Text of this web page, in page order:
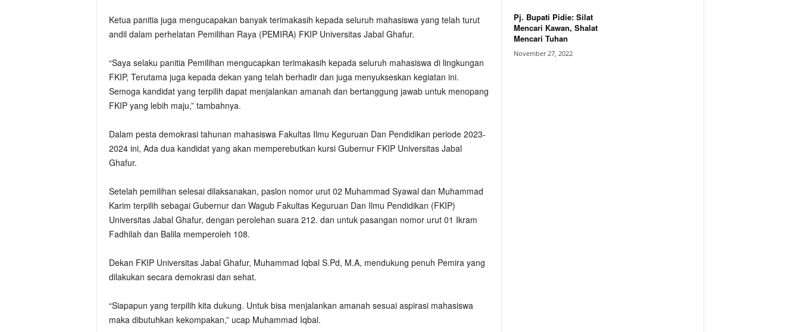
Ketua panitia juga mengucapakan banyak terimakasih kepada seluruh mahasiswa yang telah turut
andil dalam perhelatan Pemilihan Raya (PEMIRA) FKIP Universitas Jabal Ghafur.
“Saya selaku panitia Pemilihan mengucapkan terimakasih kepada seluruh mahasiswa di lingkungan
FKIP, Terutama juga kepada dekan yang telah berhadir dan juga menyukseskan kegiatan ini.
Semoga kandidat yang terpilih dapat menjalankan amanah dan bertanggung jawab untuk menopang
FKIP yang lebih maju,” tambahnya.
Dalam pesta demokrasi tahunan mahasiswa Fakultas Ilmu Keguruan Dan Pendidikan periode 2023-
2024 ini, Ada dua kandidat yang akan memperebutkan kursi Gubernur FKIP Universitas Jabal
Ghafur.
Setelah pemilihan selesai dilaksanakan, paslon nomor urut 02 Muhammad Syawal dan Muhammad
Karim terpilih sebagai Gubernur dan Wagub Fakultas Keguruan Dan Ilmu Pendidikan (FKIP)
Universitas Jabal Ghafur, dengan perolehan suara 212. dan untuk pasangan nomor urut 01 Ikram
Fadhilah dan Balila memperoleh 108.
Dekan FKIP Universitas Jabal Ghafur, Muhammad Iqbal S.Pd, M.A, mendukung penuh Pemira yang
dilakukan secara demokrasi dan sehat.
“Siapapun yang terpilih kita dukung. Untuk bisa menjalankan amanah sesuai aspirasi mahasiswa
maka dibutuhkan kekompakan,” ucap Muhammad Iqbal.
Pj. Bupati Pidie: Silat
Mencari Kawan, Shalat
Mencari Tuhan
November 27, 2022